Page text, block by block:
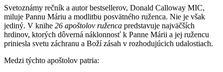
Svetoznámy rečník a autor bestsellerov, Donald Calloway MIC,
miluje Pannu Máriu a modlitbu posvätného ruženca. Nie je však
jediný. V knihe 26 apoštolov ruženca predstavuje najväčších
hrdinov, ktorých dôverná náklonnosť k Panne Márii a jej ružencu
priniesla svetu záchranu a Boží zásah v rozhodujúcich udalostiach.
Medzi týchto apoštolov patria: